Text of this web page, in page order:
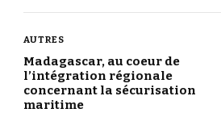
AUTRES
Madagascar, au coeur de
l’intégration régionale
concernant la sécurisation
maritime